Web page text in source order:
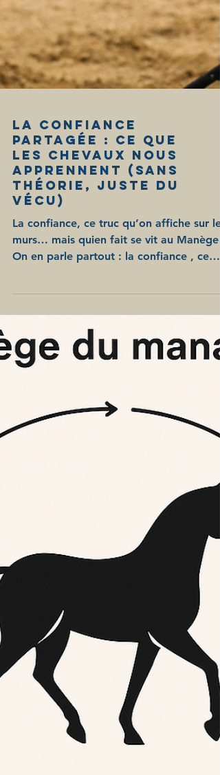
La Confiance
Partagée : Ce que
les Chevaux Nous
Apprennent (Sans
Théorie, Juste du
Vécu)
La confiance, ce truc qu’on affiche sur les
On en parle partout : la confiance , ce
Graal du management moderne. On la
veut, on la réclame, on la met dans les
chartes d’entreprise. Pourtant, dans la
réalité, elle se comporte souvent comme
. Avec les chevaux, pas de place pour les
illusions. Pas de PowerPoint, pas de